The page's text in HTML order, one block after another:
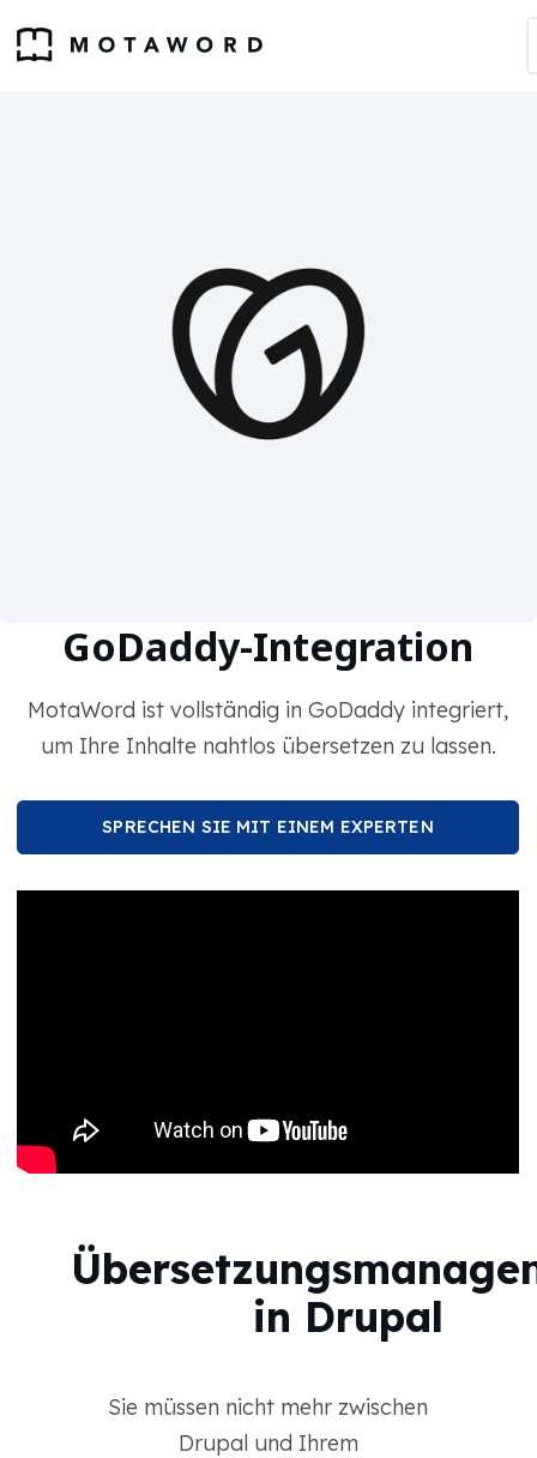
GoDaddy-Integration
MotaWord ist vollständig in GoDaddy integriert,
um Ihre Inhalte nahtlos übersetzen zu lassen.
SPRECHEN SIE MIT EINEM EXPERTEN
in Drupal
Sie müssen nicht mehr zwischen
Drupal und Ihrem